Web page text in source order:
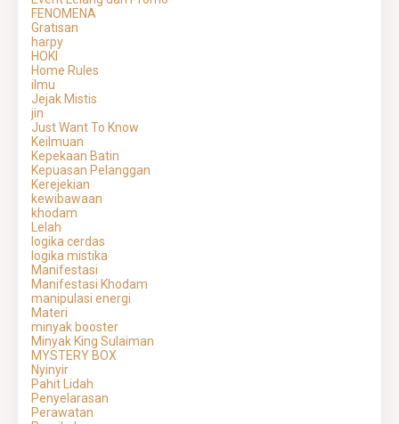
FENOMENA
Gratisan
harpy
HOKI
Home Rules
ilmu
Jejak Mistis
jin
Just Want To Know
Keilmuan
Kepekaan Batin
Kepuasan Pelanggan
Kerejekian
kewibawaan
khodam
Lelah
logika cerdas
logika mistika
Manifestasi
Manifestasi Khodam
manipulasi energi
Materi
minyak booster
Minyak King Sulaiman
MYSTERY BOX
Nyinyir
Pahit Lidah
Penyelarasan
Perawatan